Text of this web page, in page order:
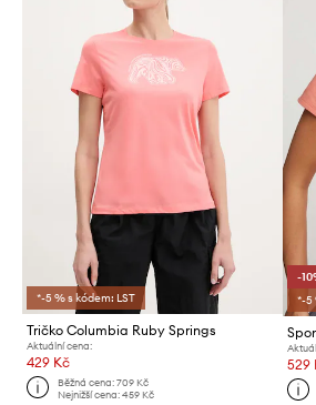
*-5 % s kódem: LST
Tričko Columbia Ruby Springs
Aktuální cena:
429 Kč
Běžná cena:709 Kč
Nejnižší cena:459 Kč
-
*-5
529